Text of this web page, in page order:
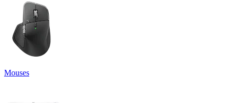
Mouses